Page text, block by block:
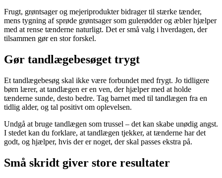
Frugt, grøntsager og mejeriprodukter bidrager til stærke tænder,
mens tygning af sprøde grøntsager som gulerødder og æbler hjælper
med at rense tænderne naturligt. Det er små valg i hverdagen, der
tilsammen gør en stor forskel.
Gør tandlægebesøget trygt
Et tandlægebesøg skal ikke være forbundet med frygt. Jo tidligere
børn lærer, at tandlægen er en ven, der hjælper med at holde
tænderne sunde, desto bedre. Tag barnet med til tandlægen fra en
tidlig alder, og tal positivt om oplevelsen.
Undgå at bruge tandlægen som trussel – det kan skabe unødig angst.
I stedet kan du forklare, at tandlægen tjekker, at tænderne har det
godt, og hjælper, hvis der er noget, der skal passes ekstra på.
Små skridt giver store resultater